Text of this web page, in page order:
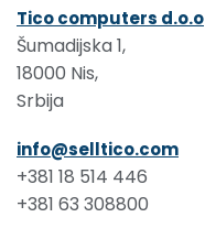
Tico computers d.o.o
Šumadijska 1,
18000 Nis,
Srbija
info@selltico.com
+381 18 514 446
+381 63 308800